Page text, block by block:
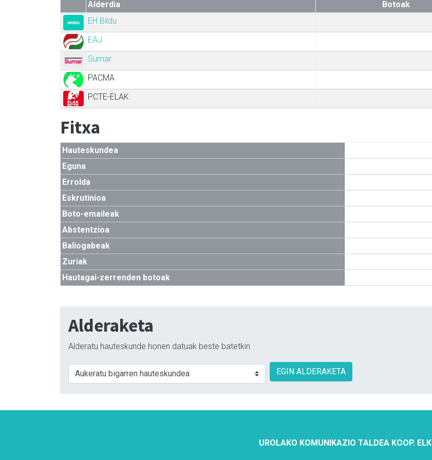
Alderdia Botoak
EH Bildu
EAJ
Sumar
PACMA
PCTE-ELAK
Fitxa
Hauteskundea
Eguna
Errolda
Eskrutinioa
Boto-emaileak
Abstentzioa
Baliogabeak
Zuriak
Hautagai-zerrenden botoak
Alderaketa
Alderatu hauteskunde honen datuak beste batetkin
EGIN ALDERAKETA
UROLAKO KOMUNIKAZIO TALDEA KOOP. ELK